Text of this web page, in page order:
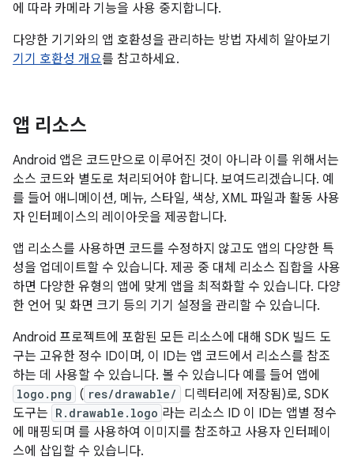
에 따라 카메라 기능을 사용 중지합니다.
다양한 기기와의 앱 호환성을 관리하는 방법 자세히 알아보기
기기 호환성 개요를 참고하세요.
앱 리소스
Android 앱은 코드만으로 이루어진 것이 아니라 이를 위해서는
소스 코드와 별도로 처리되어야 합니다. 보여드리겠습니다. 예
를 들어 애니메이션, 메뉴, 스타일, 색상, XML 파일과 활동 사용
자 인터페이스의 레이아웃을 제공합니다.
앱 리소스를 사용하면 코드를 수정하지 않고도 앱의 다양한 특
성을 업데이트할 수 있습니다. 제공 중 대체 리소스 집합을 사용
하면 다양한 유형의 앱에 맞게 앱을 최적화할 수 있습니다. 다양
한 언어 및 화면 크기 등의 기기 설정을 관리할 수 있습니다.
Android 프로젝트에 포함된 모든 리소스에 대해 SDK 빌드 도
구는 고유한 정수 ID이며, 이 ID는 앱 코드에서 리소스를 참조
하는 데 사용할 수 있습니다. 볼 수 있습니다 예를 들어 앱에
logo.png ( res/drawable/
디렉터리에 저장됨)로, SDK
도구는 R.drawable.logo 라는 리소스 ID 이 ID는 앱별 정수
에 매핑되며 를 사용하여 이미지를 참조하고 사용자 인터페이
스에 삽입할 수 있습니다.